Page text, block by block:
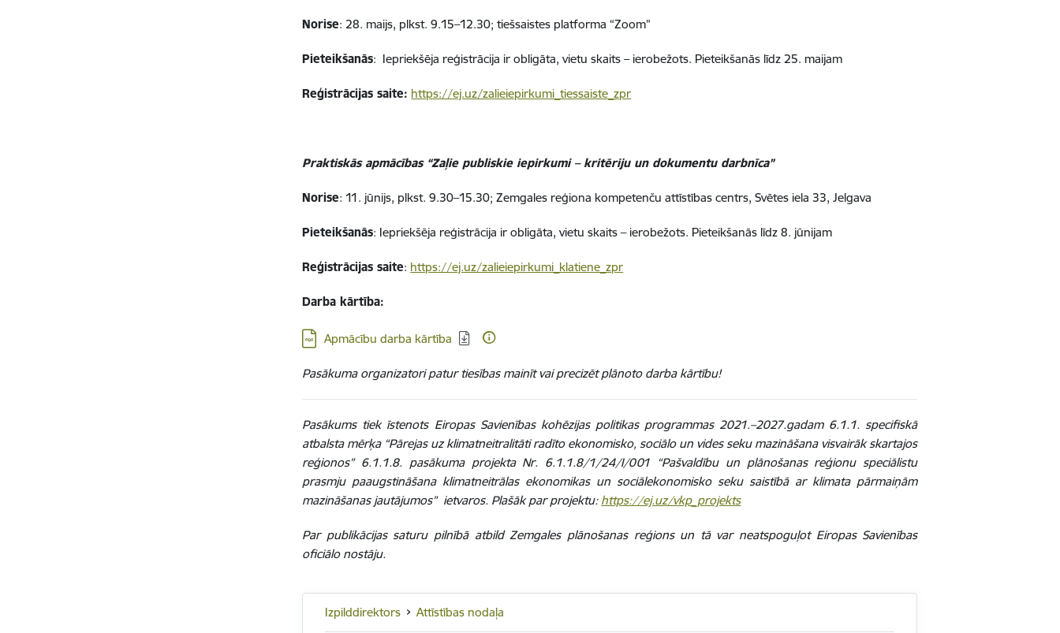
Norise: 28. maijs, plkst. 9.15–12.30; tiešsaistes platforma “Zoom”
Pieteikšanās: Iepriekšēja reģistrācija ir obligāta, vietu skaits – ierobežots. Pieteikšanās līdz 25. maijam
Reģistrācijas saite: https://ej.uz/zalieiepirkumi_tiessaiste_zpr
Praktiskās apmācības “Zaļie publiskie iepirkumi – kritēriju un dokumentu darbnīca”
Norise: 11. jūnijs, plkst. 9.30–15.30; Zemgales reģiona kompetenču attīstības centrs, Svētes iela 33, Jelgava
Pieteikšanās: Iepriekšēja reģistrācija ir obligāta, vietu skaits – ierobežots. Pieteikšanās līdz8. jūnijam
Reģistrācijas saite: https://ej.uz/zalieiepirkumi_klatiene_zpr
Darba kārtība:
Lejupielādēt:
Apmācību darba kārtība
Pasākuma organizatori patur tiesības mainīt vai precizēt plānoto darba kārtību!
Pasākums tiek īstenots Eiropas Savienības kohēzijas politikas programmas 2021.–2027.gadam 6.1.1. specifiskā
atbalsta mērķa “Pārejas uz klimatneitralitāti radīto ekonomisko, sociālo un vides seku mazināšana visvairāk skartajos
reģionos” 6.1.1.8. pasākuma projekta Nr. 6.1.1.8/1/24/I/001 “Pašvaldību un plānošanas reģionu speciālistu
prasmju paaugstināšana klimatneitrālas ekonomikas un sociālekonomisko seku saistībā ar klimata pārmaiņām
mazināšanas jautājumos” ietvaros. Plašāk par projektu: https://ej.uz/vkp_projekts
Par publikācijas saturu pilnībā atbild Zemgales plānošanas reģions un tā var neatspoguļot Eiropas Savienības
oficiālo nostāju.
Izpilddirektors Attīstības nodaļa